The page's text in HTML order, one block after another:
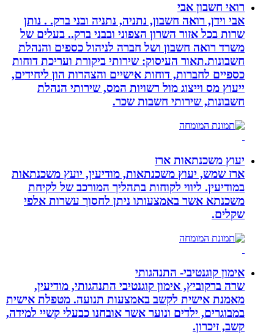
רואי חשבון אבי
אבי וידן, רואה חשבון, נתניה, נתניה ובני ברק. . נותן
שרות בכל אזור השרון הצפוני ובבני ברק.. בעלים של
משרד רואה חשבון ושל חברה לניהול כספים והנהלת
חשבונות.תאור העיסוק: שירותי ביקורת ועריכת דוחות
כספיים לחברות, דוחות אישיים והצהרות הון ליחידים,
ייעוץ מס וייצוג מול רשויות המס, שירותי הנהלת
חשבונות, שירותי חשבות שכר.
יעוץ משכנתאות ארז
ארז שמש, יעוץ משכנתאות, מודיעין, יועץ משכנתאות
במודיעין. ליווי לקוחות בתהליך המורכב של לקיחת
משכנתא אשר באמצעותו ניתן לחסוך עשרות אלפי
שקלים.
אימון קוגנטיבי- התנהגותי
שרה ברקוביץ, אימון קוגנטיבי התנהגותי, מודיעין,
מאמנת אישית לקשב באמצעות תנועה. מטפלת אישית
במבוגרים, ילדים ונוער אשר אובחנו כבעלי קשיי למידה,
קשב, זיכרון.